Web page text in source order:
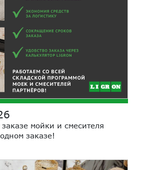
мойки и смесителя
заказе!